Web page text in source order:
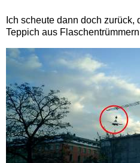
Ich scheute dann doch zurück,
Teppich aus